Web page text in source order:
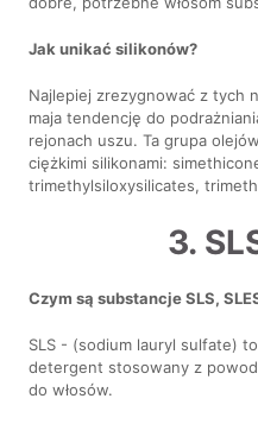
Jak unikać silikonów?
Najlepiej zrezygnować z tych
maja tendencję do
rejonach uszu. Ta grupa
ciężkimi silikonami:
trimethylsiloxysilicates,
3.
Czym są substancje SLS,
SLS - (sodium lauryl sulfate)
detergent stosowany z
do włosów.